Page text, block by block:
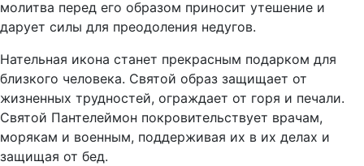
молитва перед его образом приносит утешение и
дарует силы для преодоления недугов.
Нательная икона станет прекрасным подарком для
близкого человека. Святой образ защищает от
жизненных трудностей, ограждает от горя и печали.
Святой Пантелеймон покровительствует врачам,
морякам и военным, поддерживая их в их делах и
защищая от бед.